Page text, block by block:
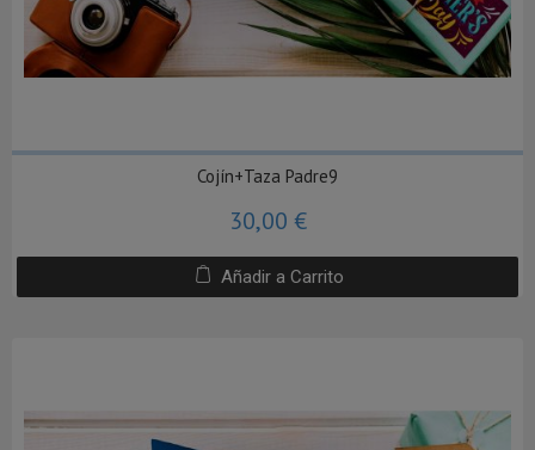
Cojín+Taza Padre9
30,00 €
Añadir a Carrito